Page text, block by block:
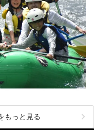
もっと見る